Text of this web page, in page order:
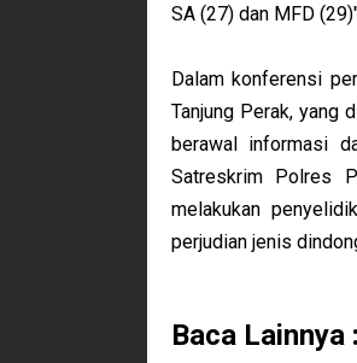
SA (27) dan MFD
Dalam konferensi
Tanjung Perak, yang
berawal informasi
Satreskrim Polres
melakukan
perjudian jenis
Baca Lainnya :